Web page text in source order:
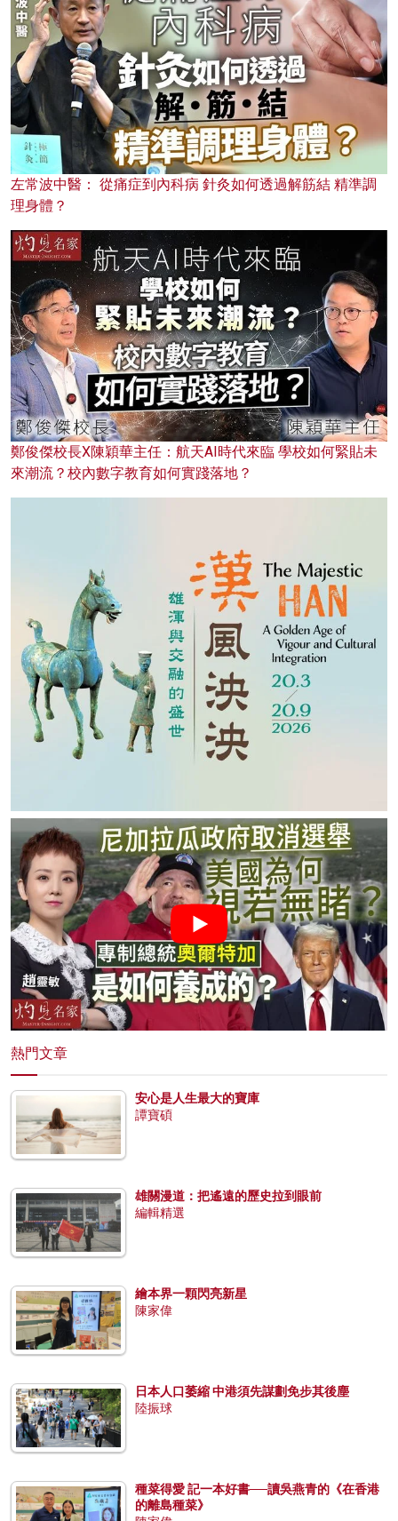
左常波中醫： 從痛症到內科病 針灸如何透過解筋結 精準調
理身體？
鄭俊傑校長X陳穎華主任：航天AI時代來臨 學校如何緊貼未
來潮流？校內數字教育如何實踐落地？
熱門文章
安心是人生最大的寶庫
譚寶碩
雄關漫道：把遙遠的歷史拉到眼前
編輯精選
繪本界一顆閃亮新星
陳家偉
日本人口萎縮 中港須先謀劃免步其後塵
陸振球
種菜得愛 記一本好書──讀吳燕青的《在香港
的離島種菜》